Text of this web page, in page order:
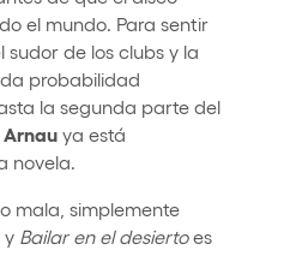
el mundo. Para sentir
sudor de los clubs y la
probabilidad
la segunda parte del
Arnauya está
novela.
mala, simplemente
y Bailar en el desiertoes